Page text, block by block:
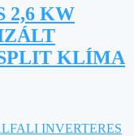
2,6 KW
KLÍMA